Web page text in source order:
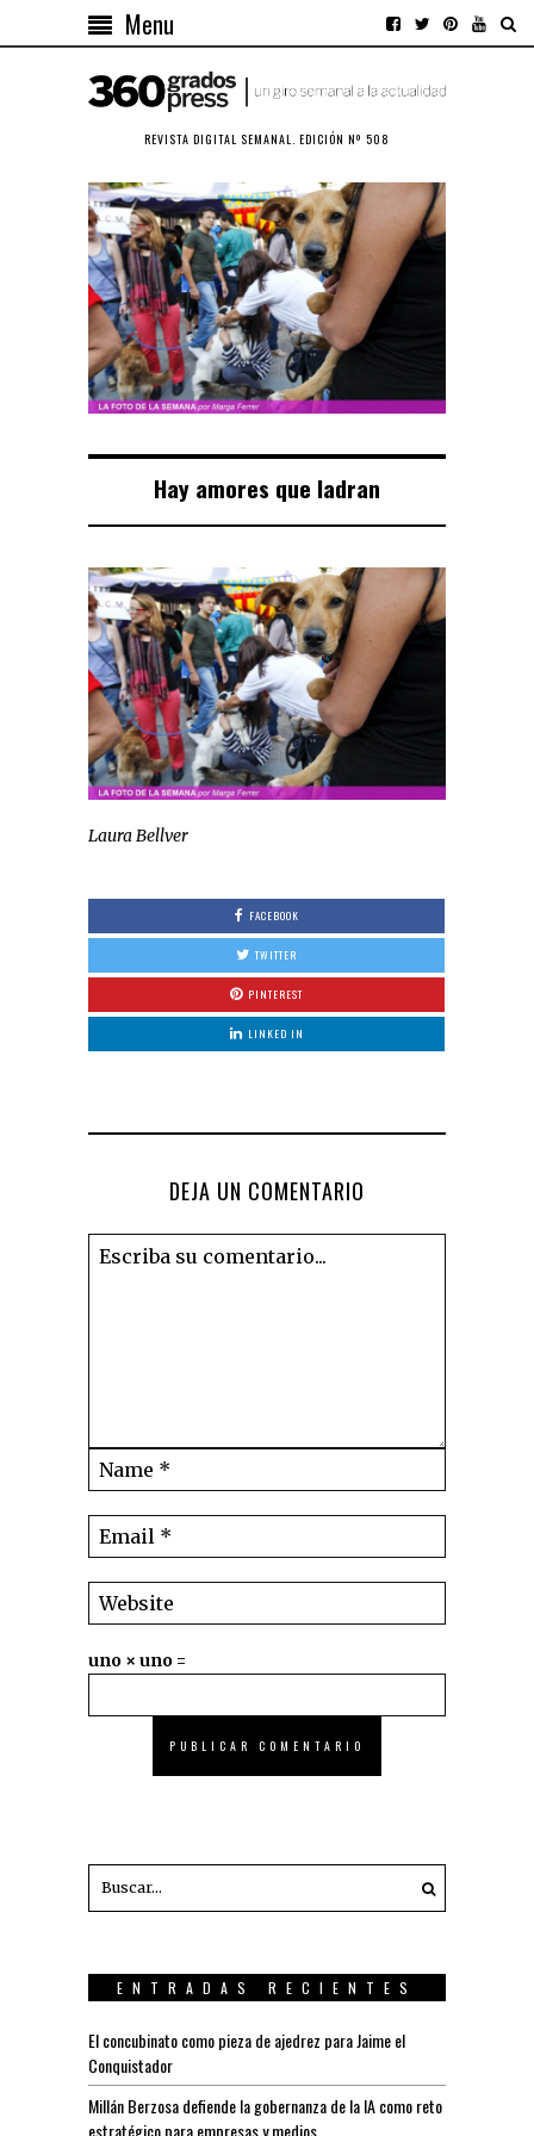
Menu
REVISTA DIGITAL SEMANAL. EDICIÓN Nº 508
Hay amores que ladran
Laura Bellver
FACEBOOK
TWITTER
PINTEREST
LINKED IN
DEJA UN COMENTARIO
uno × uno =
ENTRADAS RECIENTES
El concubinato como pieza de ajedrez para Jaime el
Conquistador
Millán Berzosa defiende la gobernanza de la IA como reto
estratégico para empresas y medios